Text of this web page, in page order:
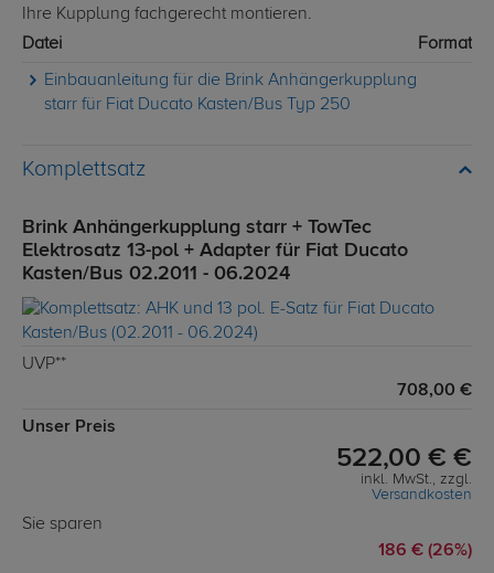
Ihre Kupplung fachgerecht montieren.
Datei
Format
Einbauanleitung für die Brink Anhängerkupplung
starr für Fiat Ducato Kasten/Bus Typ 250
Komplettsatz
Brink Anhängerkupplung starr + TowTec
Elektrosatz 13-pol + Adapter für Fiat Ducato
Kasten/Bus 02.2011 - 06.2024
UVP**
708,00 €
Unser Preis
522,00 € €
inkl. MwSt., zzgl.
Versandkosten
Sie sparen
186 € (26%)